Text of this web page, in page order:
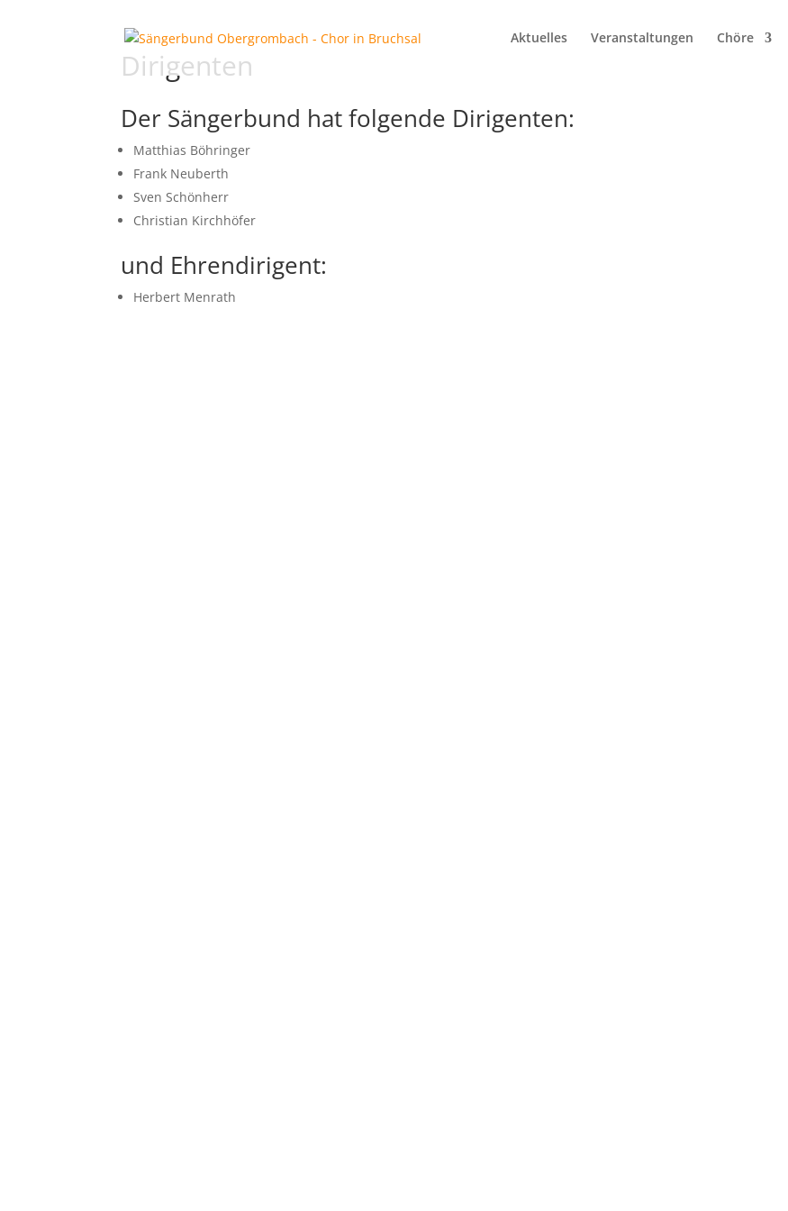
Aktuelles Veranstaltungen Chöre
Dirigenten
Der Sängerbund hat folgende Dirigenten:
Matthias Böhringer
Frank Neuberth
Sven Schönherr
Christian Kirchhöfer
und Ehrendirigent:
Herbert Menrath